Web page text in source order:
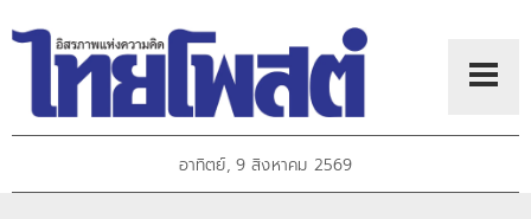
อาทิตย์, 9 สิงหาคม 2569